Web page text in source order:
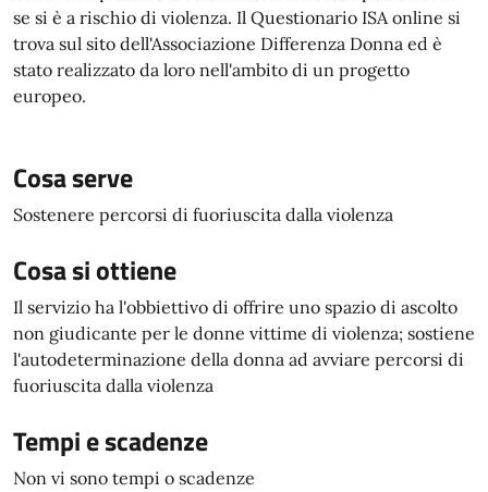
se si è a rischio di violenza. Il Questionario ISA online si
trova sul sito dell'Associazione Differenza Donna ed è
stato realizzato da loro nell'ambito di un progetto
europeo.
Cosa serve
Sostenere percorsi di fuoriuscita dalla violenza
Cosa si ottiene
Il servizio ha l'obbiettivo di offrire uno spazio di ascolto
non giudicante per le donne vittime di violenza; sostiene
l'autodeterminazione della donna ad avviare percorsi di
fuoriuscita dalla violenza
Tempi e scadenze
Non vi sono tempi o scadenze